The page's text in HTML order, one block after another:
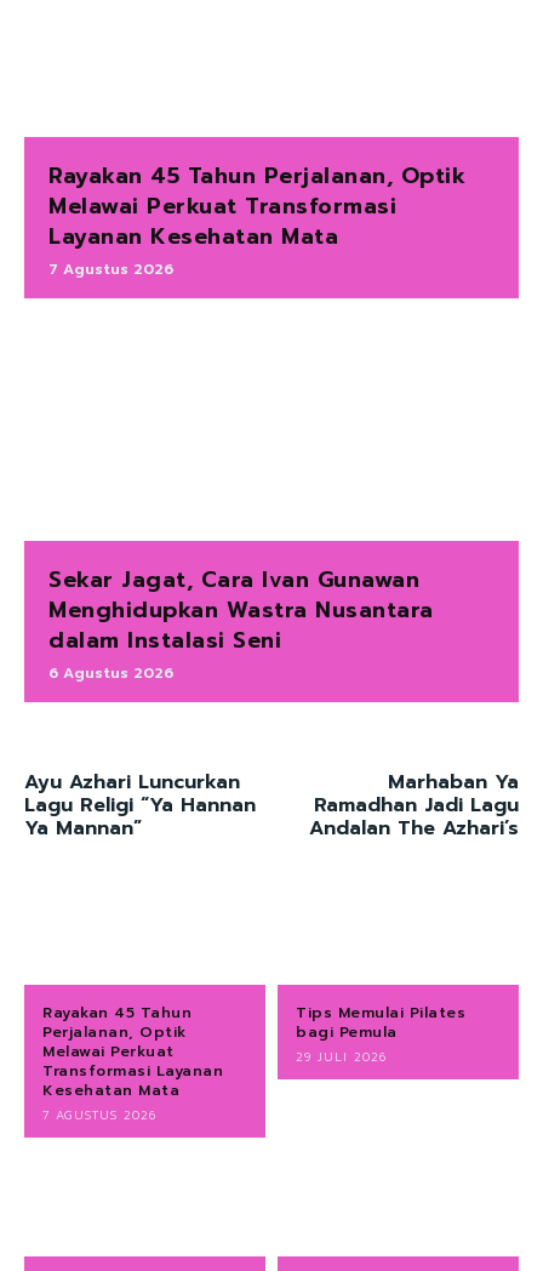
Rayakan 45 Tahun Perjalanan, Optik
Melawai Perkuat Transformasi
Layanan Kesehatan Mata
7 Agustus 2026
Sekar Jagat, Cara Ivan Gunawan
Menghidupkan Wastra Nusantara
dalam Instalasi Seni
6 Agustus 2026
Ayu Azhari Luncurkan
Lagu Religi “Ya Hannan
Ya Mannan”
Marhaban Ya
Ramadhan Jadi Lagu
Andalan The Azhari’s
Rayakan 45 Tahun
Perjalanan, Optik
Melawai Perkuat
Transformasi Layanan
Kesehatan Mata
7 AGUSTUS 2026
Tips Memulai Pilates
bagi Pemula
29 JULI 2026